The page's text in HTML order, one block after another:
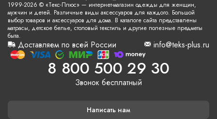
1999-2026 © «Текс-Плюс» — интернет-магазин одежды для женщин,
мужчин и детей. Различные виды аксессуаров для каждого. Большой
выбор товаров и аксессуаров для дома. В каталоге сайта представлены
матрасы, детское белье, столовый текстиль и другие полезные предметы
быта.
Доставляем по всей России info@teks-plus.ru
8 800 500 29 30
Звонок бесплатный
Написать нам